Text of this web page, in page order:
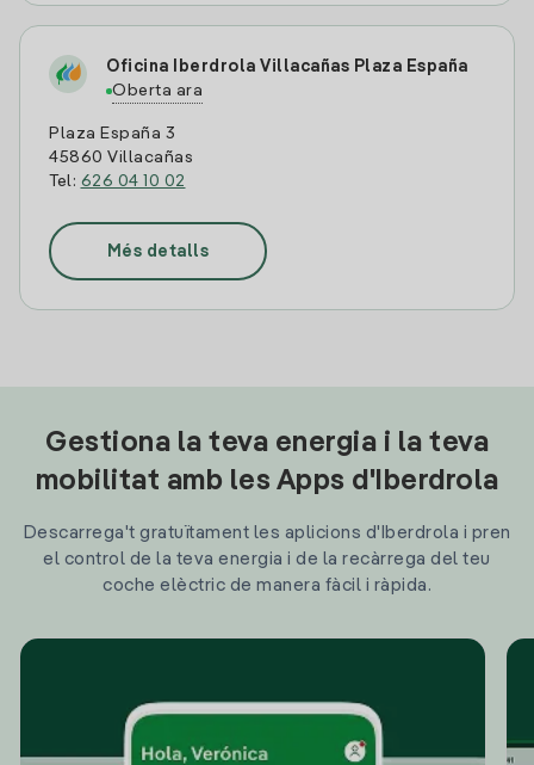
Oficina Iberdrola Villacañas Plaza España
Oberta ara
Plaza España 3
45860 Villacañas
Tel: 626 04 10 02
Més detalls
Gestiona la teva energia i la teva
mobilitat amb les Apps d'Iberdrola
Descarrega't gratuïtament les aplicions d'Iberdrola i pren
el control de la teva energia i de la recàrrega del teu
coche elèctric de manera fàcil i ràpida.